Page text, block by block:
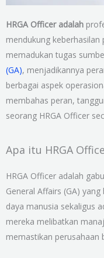
HRGA Officer adalah
mendukung keberhasilan
memadukan tugas
(GA), menjadikannya
berbagai aspek
membahas peran,
seorang HRGA Officer
Apa itu HRGA
HRGA Officer adalah
General Affairs (GA)
daya manusia sekaligus
mereka melibatkan
memastikan perusahaan